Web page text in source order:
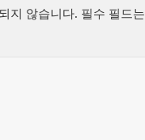
지 않습니다. 필수 필드는